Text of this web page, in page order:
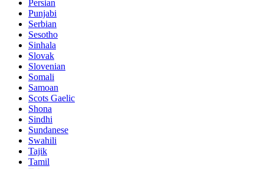
Persian
Punjabi
Serbian
Sesotho
Sinhala
Slovak
Slovenian
Somali
Samoan
Scots Gaelic
Shona
Sindhi
Sundanese
Swahili
Tajik
Tamil